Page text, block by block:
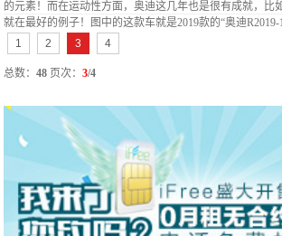
的元素！而在运动性方面，奥迪这几年也是很有成就，比
就在最好的例子！图中的这款车就是2019款的“奥迪R2019-
1
2 3 4
总数：48 页次：3/4